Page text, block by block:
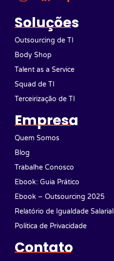
Soluções
Outsourcing de TI
Body Shop
Talent as a Service
Squad de TI
Terceirização de TI
Empresa
Quem Somos
Blog
Trabalhe Conosco
Ebook: Guia Prático
Ebook – Outsourcing 2025
Relatório de Igualdade Salarial
Política de Privacidade
Contato